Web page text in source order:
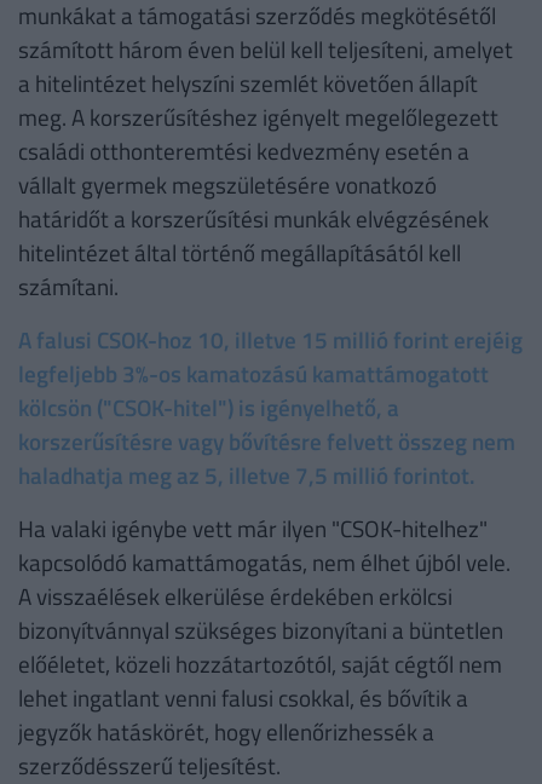
munkákat a támogatási szerződés megkötésétől
számított három éven belül kell teljesíteni, amelyet
a hitelintézet helyszíni szemlét követően állapít
meg. A korszerűsítéshez igényelt megelőlegezett
családi otthonteremtési kedvezmény esetén a
vállalt gyermek megszületésére vonatkozó
határidőt a korszerűsítési munkák elvégzésének
hitelintézet által történő megállapításától kell
számítani.
A falusi CSOK-hoz 10, illetve 15 millió forint erejéig
legfeljebb 3%-os kamatozású kamattámogatott
kölcsön ("CSOK-hitel") is igényelhető, a
korszerűsítésre vagy bővítésre felvett összeg nem
haladhatja meg az 5, illetve 7,5 millió forintot.
Ha valaki igénybe vett már ilyen "CSOK-hitelhez"
kapcsolódó kamattámogatás, nem élhet újból vele.
A visszaélések elkerülése érdekében erkölcsi
bizonyítvánnyal szükséges bizonyítani a büntetlen
előéletet, közeli hozzátartozótól, saját cégtől nem
lehet ingatlant venni falusi csokkal, és bővítik a
jegyzők hatáskörét, hogy ellenőrizhessék a
szerződésszerű teljesítést.